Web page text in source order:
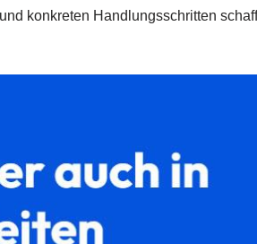
konkreten Handlungsschritten